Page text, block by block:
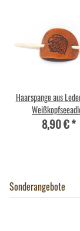
Haarspange aus
8,90 €*
Sonderangebote